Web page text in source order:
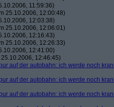
11:59:36)
25.10.2006, 12:00:48)
12:03:38)
25.10.2006, 12:06:01)
12:16:43)
25.10.2006, 12:26:33)
12:41:00)
12:46:45)
auf der autobahn: ich werde noch
auf der autobahn: ich werde noch
auf der autobahn: ich werde noch